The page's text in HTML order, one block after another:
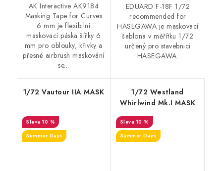
AK Interactive AK9184
Masking Tape for Curves
6 mm je flexibilní
maskovací páska šířky 6
mm pro oblouky, křivky a
přesné airbrush maskování
se...
EDUARD F-18F 1/72
recommended for
HASEGAWA je maskovací
šablona v měřítku 1/72
určený pro stavebnici
HASEGAWA.
1/72 Vautour IIA MASK
10 %
Summer Days
1/72 Westland
Whirlwind Mk.I MASK
10 %
Summer Days